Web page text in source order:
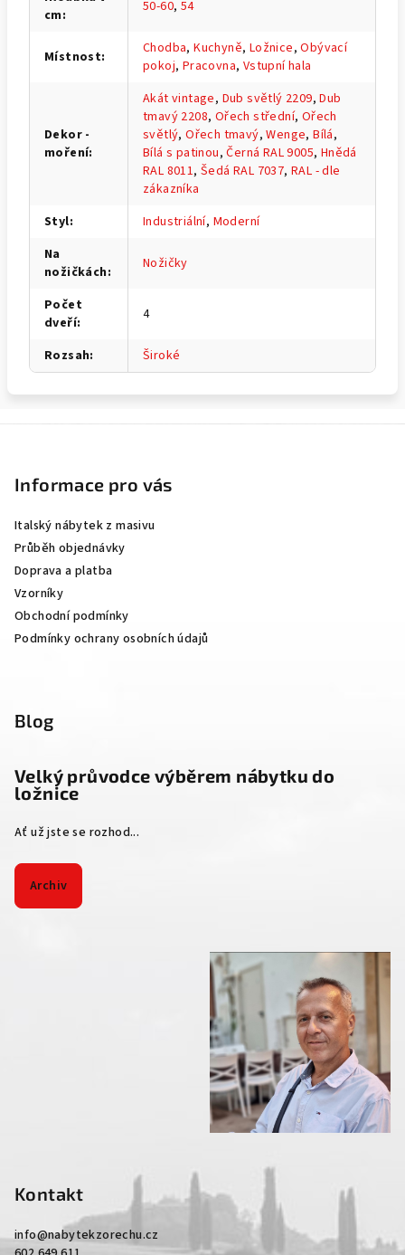
cm: 50-60, 54
Místnost: Chodba,Kuchyně, Ložnice,Obývací
pokoj, Pracovna, Vstupní hala
Dekor -
moření:
Akát vintage, Dub světlý 2209,Dub
tmavý 2208, Ořech střední, Ořech
světlý,Ořech tmavý,Wenge,Bílá,
Bílá s patinou,Černá RAL 9005, Hnědá
RAL 8011,Šedá RAL 7037,RAL - dle
zákazníka
Styl: Industriální, Moderní
Na
nožičkách: Nožičky
Počet
dveří: 4
Rozsah: Široké
Informace pro vás
Italský nábytek z masivu
Průběh objednávky
Doprava a platba
Vzorníky
Obchodní podmínky
Podmínky ochrany osobních údajů
Blog
Velký průvodce výběrem nábytku do
ložnice
Ať už jste se rozhod...
Archiv
Kontakt
info@nabytekzorechu.cz